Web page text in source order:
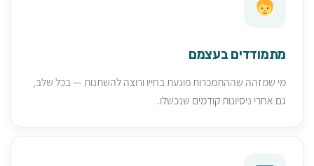
מתמודדים בעצמם
מי שמזהה שההתמכרות פוגעת בחייו ורוצה להשתנות — בכל שלב,
גם אחרי ניסיונות קודמים שנכשלו.